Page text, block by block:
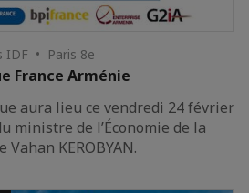
IDF • Paris 8e
France Arménie
aura lieu ce vendredi 24 février
ministre de l’Économie de la
KEROBYAN.